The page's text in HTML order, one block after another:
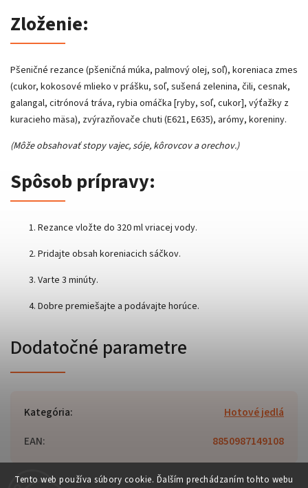
Tento web používa súbory cookie. Ďalším prechádzaním tohto webu
Zloženie:
Pšeničné rezance (pšeničná múka, palmový olej, soľ), koreniaca zmes
(cukor, kokosové mlieko v prášku, soľ, sušená zelenina, čili, cesnak,
galangal, citrónová tráva, rybia omáčka [ryby, soľ, cukor], výťažky z
kuracieho mäsa), zvýrazňovače chuti (E621, E635), arómy, koreniny.
(Môže obsahovať stopy vajec, sóje, kôrovcov a orechov.)
Spôsob prípravy:
Rezance vložte do 320 ml vriacej vody.
Pridajte obsah koreniacich sáčkov.
Varte 3 minúty.
Dobre premiešajte a podávajte horúce.
Dodatočné parametre
Kategória:
Hotové jedlá
EAN: 8850987149108